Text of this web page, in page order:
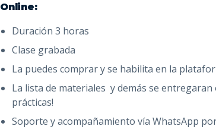
Online:
Duración 3 horas
Clase grabada
La puedes comprar y se habilita en la
La lista de materiales y demás se
prácticas!
Soporte y acompañamiento vía WhatsApp